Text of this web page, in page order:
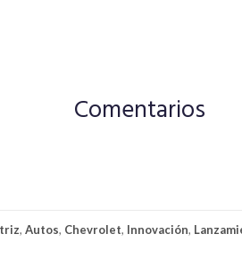
Comentarios
, Autos, Chevrolet, Innovación,